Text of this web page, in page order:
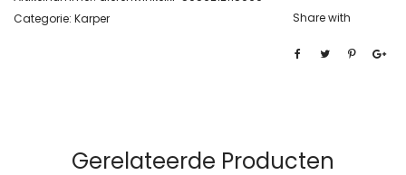
Categorie: Karper Share with
Gerelateerde Producten